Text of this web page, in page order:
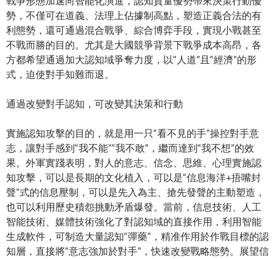
勢，不僅可在道義、法理上佔據制高點，塑造正義合法的有
利態勢，還可通過混合戰爭、綜合博弈手段，實現小戰甚至
不戰而勝的目的。尤其是大國競爭背景下戰爭成本高昂，各
方都希望通過加大認知域爭奪力度，以“人道”且“經濟”的形
式，迫使對手知難而退。
通過改變對手認知，可改變其決策和行動
實施認知攻擊的目的，就是用一只“看不見的手”操控對手意
志，讓對手感到“我不能”“我不敢”，繼而達到“我不想”的效
果。外軍實踐表明，對人的意志、信念、思維、心理實施認
知攻擊，可以是長期的文化植入，可以是“信息海洋+捂嘴封
聲”式的信息壓制，可以是先入為主、搶先發聲的主動塑造，
也可以利用歷史積怨挑動矛盾爆發。當前，信息技術、人工
智能技術、媒體技術強化了對認知域的直接作用，利用智能
生成軟件，可制造大量認知“彈藥”，精准作用於作戰目標的認
知層，直接將“意志強加於對手”，快速改變戰略態勢。展望信